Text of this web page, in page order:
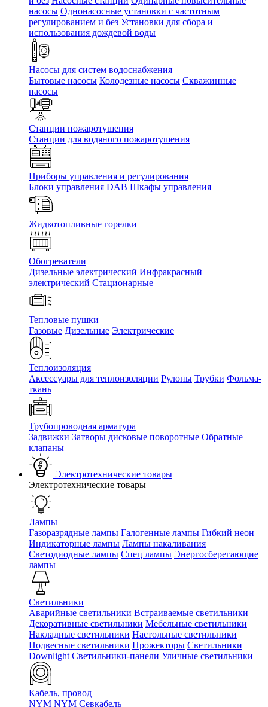
насосы Однонасосные установки с частотным
регулированием и без Установки для сбора и
использования дождевой воды
Насосы для систем водоснабжения
Бытовые насосы Колодезные насосы Скважинные
насосы
Станции пожаротушения
Станции для водяного пожаротушения
Приборы управления и регулирования
Блоки управления DAB Шкафы управления
Жидкотопливные горелки
Обогреватели
Дизельные электрический Инфракрасный
электрический Стационарные
Тепловые пушки
Газовые Дизельные Электрические
Теплоизоляция
Аксессуары для теплоизоляции Рулоны Трубки Фольма-
ткань
Трубопроводная арматура
Задвижки Затворы дисковые поворотные Обратные
клапаны
Электротехнические товары
Электротехнические товары
Лампы
Газоразрядные лампы Галогенные лампы Гибкий неон
Индикаторные лампы Лампы накаливания
Светодиодные лампы Спец лампы Энергосберегающие
лампы
Светильники
Аварийные светильники Встраиваемые светильники
Декоративные светильники Мебельные светильники
Накладные светильники Настольные светильники
Подвесные светильники Прожекторы Светильники
Downlight Светильники-панели Уличные светильники
Кабель, провод
NYM NYM Севкабель